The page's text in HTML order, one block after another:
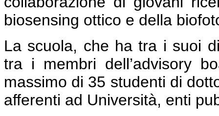
biosensing ottico e della
La scuola, che ha tra i suoi
tra i membri dell’advisory
massimo di 35 studenti di
afferenti ad Università, enti